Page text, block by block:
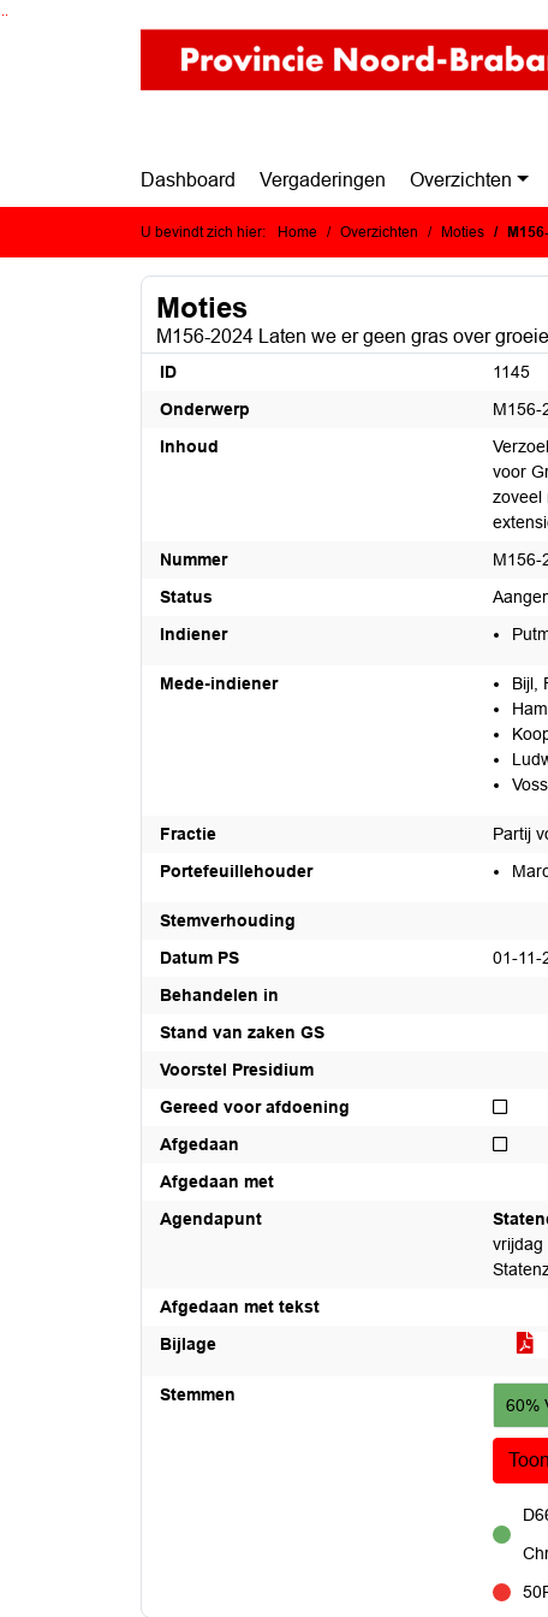
Ga naar de inhoud van deze pagina
Ga naar het zoeken
Ga naar het menu
Dashboard Vergaderingen Overzichten
U bevindt zich hier: Home Overzichten Moties
Moties
M156-2024 Laten we er geen gras over
ID
1145
Onderwerp
M156-
Inhoud
voor
zoveel
Nummer
M156-
Status
Indiener
Mede-indiener
Bijl,
Fractie
Partij
Portefeuillehouder
Stemverhouding
Datum PS
01-11-
Behandelen in
Stand van zaken GS
Voorstel Presidium
Gereed voor afdoening
Niet
Afgedaan
Niet
Afgedaan met
Agendapunt
vrijdag
Afgedaan met tekst
Bijlage
Stemmen
60%
voor